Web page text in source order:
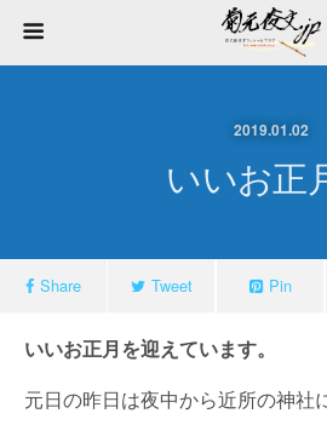
2019.01.02
いいお正
Share Tweet Pin
いいお正月を迎えています。
元日の昨日は夜中から近所の神社